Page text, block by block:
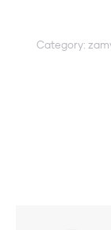
Category: